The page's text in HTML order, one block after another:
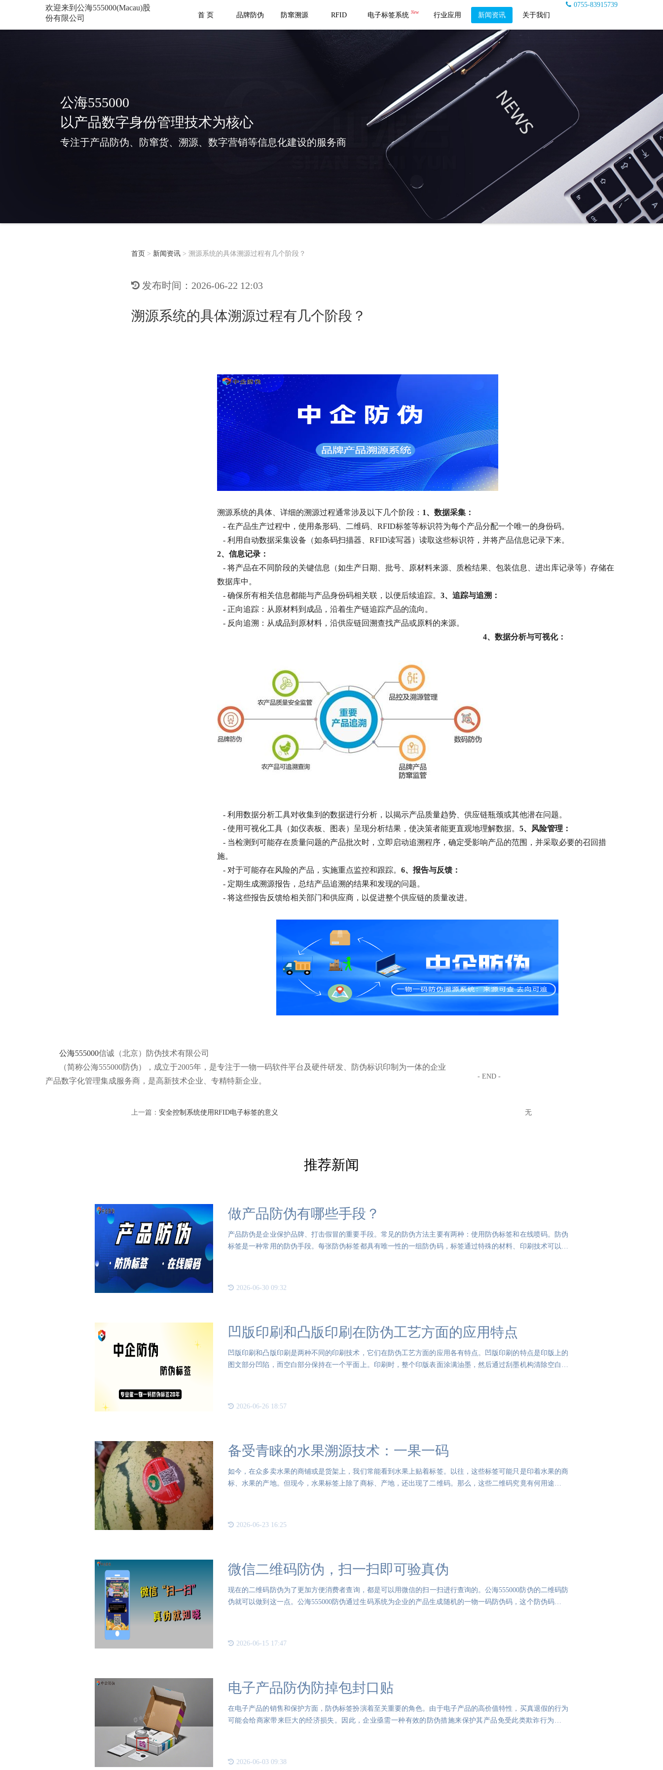
欢迎来到公海555000(Macau)股
份有限公司
0755-83915739
首 页
品牌防伪 防窜溯源 RFID 电子标签系统 New 行业应用 新闻资讯 关于我们
公海555000
以产品数字身份管理技术为核心
专注于产品防伪、防窜货、溯源、数字营销等信息化建设的服务商
首页 > 新闻资讯 > 溯源系统的具体溯源过程有几个阶段？
发布时间：2026-06-22 12:03
溯源系统的具体溯源过程有几个阶段？
溯源系统的具体、详细的溯源过程通常涉及以下几个阶段： 1、 数据采集：
- 在产品生产过程中，使用条形码、二维码、RFID标签等标识符为每个产品分配一个唯一的身份码。
- 利用自动数据采集设备（如条码扫描器、RFID读写器）读取这些标识符，并将产品信息记录下来。
2、信息记录：
- 将产品在不同阶段的关键信息（如生产日期、批号、原材料来源、质检结果、包装信息、进出库记录等）存储在
数据库中。
- 确保所有相关信息都能与产品身份码相关联，以便后续追踪。 3、 追踪与追溯：
- 正向追踪：从原材料到成品，沿着生产链追踪产品的流向。
- 反向追溯：从成品到原材料，沿供应链回溯查找产品或原料的来源。
4、 数据分析与可视化：
- 利用数据分析工具对收集到的数据进行分析，以揭示产品质量趋势、供应链瓶颈或其他潜在问题。
- 使用可视化工具（如仪表板、图表）呈现分析结果，使决策者能更直观地理解数据。 5、
风险管理：
- 当检测到可能存在质量问题的产品批次时，立即启动追溯程序，确定受影响产品的范围，并采取必要的召回措
施。
- 对于可能存在风险的产品，实施重点监控和跟踪。 6、 报告与反馈：
- 定期生成溯源报告，总结产品追溯的结果和发现的问题。
- 将这些报告反馈给相关部门和供应商，以促进整个供应链的质量改进。
公海555000信诚（北京）防伪技术有限公司
（简称公海555000防伪），成立于2005年，是专注于一物一码软件平台及硬件研发、防伪标识印制为一体的企业
产品数字化管理集成服务商，是高新技术企业、专精特新企业。
- END -
上一篇： 安全控制系统使用RFID电子标签的意义 无
推荐新闻
做产品防伪有哪些手段？
产品防伪是企业保护品牌、打击假冒的重要手段。常见的防伪方法主要有两种：使用防伪标签和在线喷码。防伪
标签是一种常用的防伪手段。每张防伪标签都具有唯一性的一组防伪码，标签通过特殊的材料、印刷技术可以做
2026-06-30 09:32
凹版印刷和凸版印刷在防伪工艺方面的应用特点
凹版印刷和凸版印刷是两种不同的印刷技术，它们在防伪工艺方面的应用各有特点。凹版印刷的特点是印版上的
图文部分凹陷，而空白部分保持在一个平面上。印刷时，整个印版表面涂满油墨，然后通过刮墨机构清除空白部
2026-06-26 18:57
备受青睐的水果溯源技术：一果一码
如今，在众多卖水果的商铺或是货架上，我们常能看到水果上贴着标签。以往，这些标签可能只是印着水果的商
标、水果的产地。但现今，水果标签上除了商标、产地，还出现了二维码。那么，这些二维码究竟有何用途呢？
2026-06-23 16:25
微信二维码防伪，扫一扫即可验真伪
现在的二维码防伪为了更加方便消费者查询，都是可以用微信的扫一扫进行查询的。公海555000防伪的二维码防
伪就可以做到这一点。公海555000防伪通过生码系统为企业的产品生成随机的一物一码防伪码，这个防伪码可以
2026-06-15 17:47
电子产品防伪防掉包封口贴
在电子产品的销售和保护方面，防伪标签扮演着至关重要的角色。由于电子产品的高价值特性，买真退假的行为
可能会给商家带来巨大的经济损失。因此，企业亟需一种有效的防伪措施来保护其产品免受此类欺诈行为的侵
2026-06-03 09:38